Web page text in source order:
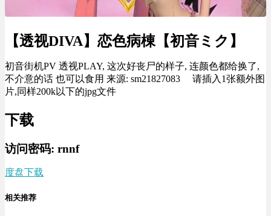
【透视DIVA】恋色病棟【初音ミク】
初音街机PV 透视PLAY, 这次好丧尸的样子, 连颜色都给换了,
不介意的话 也可以食用 来源: sm21827083
请插入1张额外图
片,同样200k以下的jpg文件
下载
访问密码: rnnf
度盘下载
相关推荐